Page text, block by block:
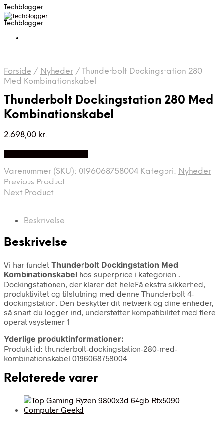
Techblogger
Techblogger
Forside / Nyheder / Thunderbolt Dockingstation 280
Med Kombinationskabel
Thunderbolt Dockingstation 280 Med
Kombinationskabel
2.698,00 kr.
Varenummer (SKU): 0196068758004 Kategori: Nyheder
Previous Product
Next Product
Beskrivelse
Beskrivelse
Vi har fundet Thunderbolt Dockingstation Med
Kombinationskabel hos superprice i kategorien .
Dockingstationen, der klarer det heleFå ekstra sikkerhed,
produktivitet og tilslutning med denne Thunderbolt 4-
dockingstation. Den beskytter dit netværk og dine enheder,
så snart du logger ind, understøtter kompatibilitet med flere
operativsystemer 1
Yderlige produktinformationer:
Produkt id: thunderbolt-dockingstation-280-med-
kombinationskabel 0196068758004
Relaterede varer